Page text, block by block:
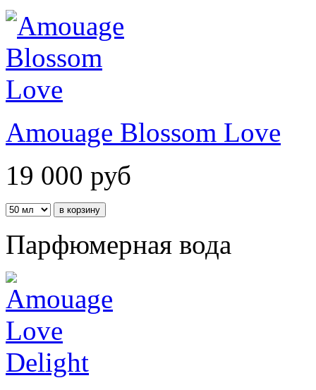
Amouage Blossom Love
19 000 руб
Парфюмерная вода